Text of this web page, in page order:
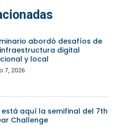
abordó desafíos de
digital
y local
7, 2026
está aquí la semifinal del 7th
Challenge